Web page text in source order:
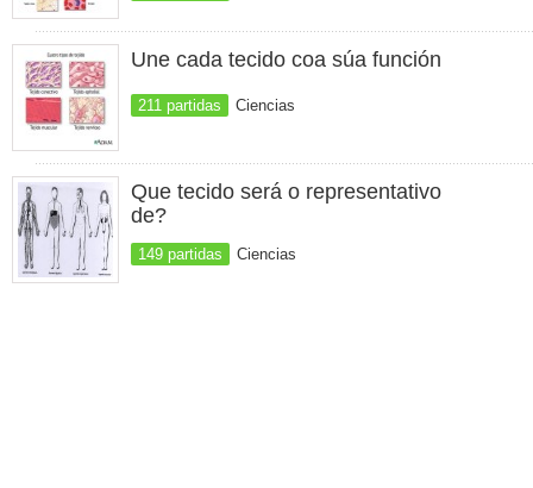
Une cada tecido coa súa función
211 partidas Ciencias
Que tecido será o representativo
de?
149 partidas Ciencias